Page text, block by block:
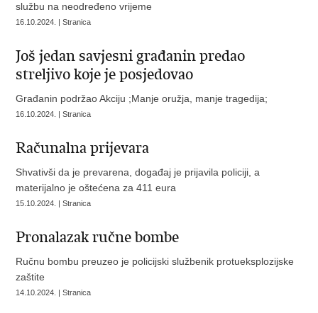
službu na neodređeno vrijeme
16.10.2024. | Stranica
Još jedan savjesni građanin predao
streljivo koje je posjedovao
Građanin podržao Akciju ;Manje oružja, manje tragedija;
16.10.2024. | Stranica
Računalna prijevara
Shvativši da je prevarena, događaj je prijavila policiji, a
materijalno je oštećena za 411 eura
15.10.2024. | Stranica
Pronalazak ručne bombe
Ručnu bombu preuzeo je policijski službenik protueksplozijske
zaštite
14.10.2024. | Stranica